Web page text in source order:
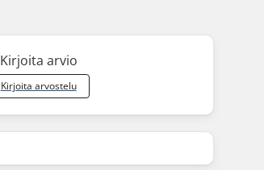
Kirjoita arvio
Kirjoita arvostelu